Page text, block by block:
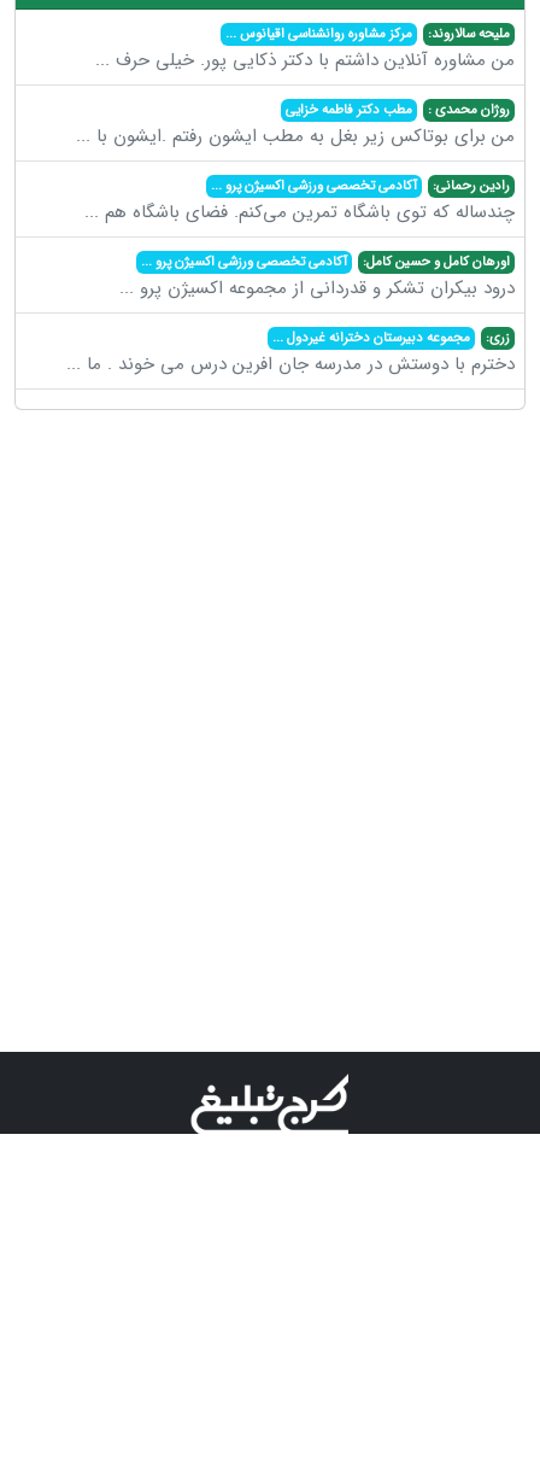
ملیحه سالاروند: مرکز مشاوره روانشناسی اقیانوس...
من مشاوره آنلاین داشتم با دکتر ذکایی پور. خیلی حرف ...
روژان محمدی : مطب دکتر فاطمه خزایی
من برای بوتاکس زیر بغل به مطب ایشون رفتم .ایشون با ...
رادین رحمانی: آکادمی تخصصی ورزشی اکسیژن پرو...
چندساله که توی باشگاه تمرین می‌کنم. فضای باشگاه هم ...
اورهان کامل و حسین کامل: آکادمی تخصصی ورزشی اکسیژن پرو...
درود بیکران تشکر و قدردانی از مجموعه اکسیژن پرو ...
زری: مجموعه دبیرستان دخترانه غیردول...
دخترم با دوستش در مدرسه جان افرین درس می خوند . ما ...